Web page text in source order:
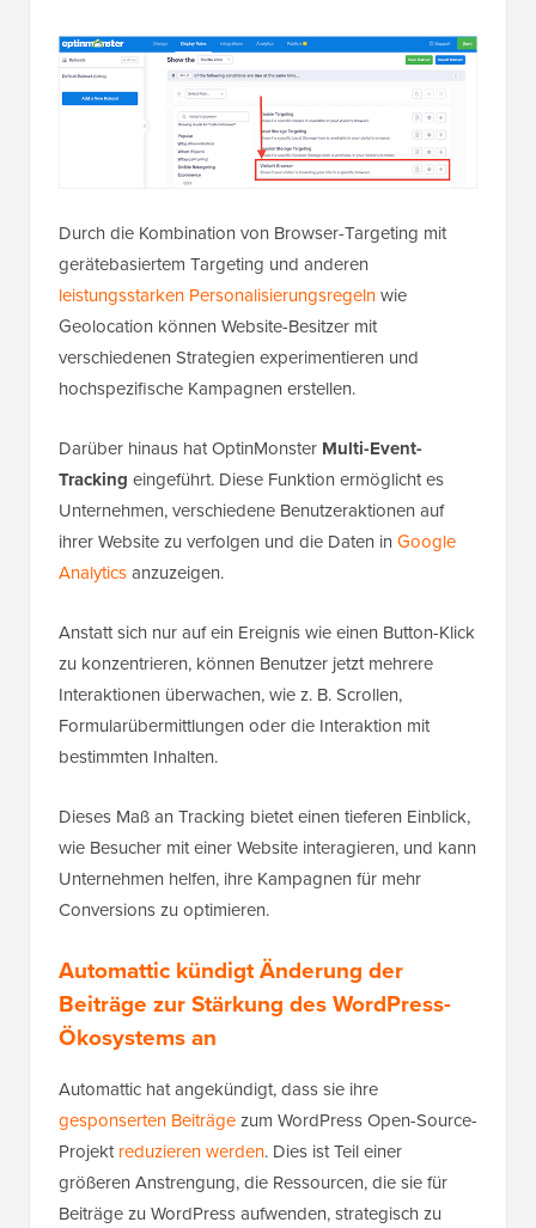
Durch die Kombination von Browser-Targeting mit
gerätebasiertem Targeting und anderen
leistungsstarken Personalisierungsregelnwie
Geolocation können Website-Besitzer mit
verschiedenen Strategien experimentieren und
hochspezifische Kampagnen erstellen.
Darüber hinaus hat OptinMonster Multi-Event-
Tracking eingeführt. Diese Funktion ermöglicht es
Unternehmen, verschiedene Benutzeraktionen auf
ihrer Website zu verfolgen und die Daten in Google
Analyticsanzuzeigen.
Anstatt sich nur auf ein Ereignis wie einen Button-Klick
zu konzentrieren, können Benutzer jetzt mehrere
Interaktionen überwachen, wie z. B. Scrollen,
Formularübermittlungen oder die Interaktion mit
bestimmten Inhalten.
Dieses Maß an Tracking bietet einen tieferen Einblick,
wie Besucher mit einer Website interagieren, und kann
Unternehmen helfen, ihre Kampagnen für mehr
Conversions zu optimieren.
Automattic kündigt Änderung der
Beiträge zur Stärkung des WordPress-
Ökosystems an
Automattic hat angekündigt, dass sie ihre
gesponserten Beiträgezum WordPress Open-Source-
Projektreduzieren werden. Dies ist Teil einer
größeren Anstrengung, die Ressourcen, die sie für
Beiträge zu WordPress aufwenden, strategisch zu